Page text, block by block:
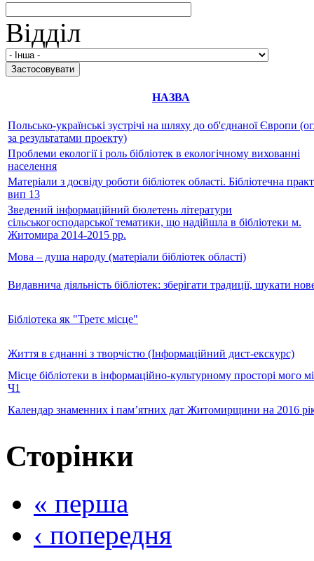
Відділ
НАЗВА
Польсько-українські зустрічі на шляху до об'єднаної Європи
за результатами проекту)
Проблеми екології і роль бібліотек в екологічному вихованні
населення
Матеріали з досвіду роботи бібліотек області. Бібліотечна
вип 13
Зведений інформаційний бюлетень літератури
сільськогосподарської тематики, що надійшла в бібліотеки м.
Житомира 2014-2015 рр.
Мова – душа народу (матеріали бібліотек області)
Видавнича діяльність бібліотек: зберігати традиції, шукати
Бібліотека як "Третє місце"
Життя в єднанні з творчістю (Інформаційний дист-екскурс)
Місце бібліотеки в інформаційно-культурному просторі мого
Ч1
Календар знаменних і пам’ятних дат Житомирщини на 2016
Сторінки
« перша
‹ попередня